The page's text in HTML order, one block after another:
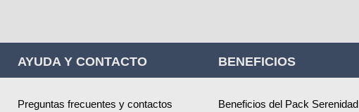
AYUDA Y CONTACTO
Preguntas frecuentes y contactos
BENEFICIOS
Beneficios del Pack Serenidad